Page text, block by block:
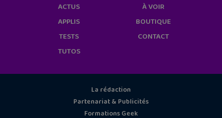
ACTUS
APPLIS
TESTS
TUTOS
À VOIR
BOUTIQUE
CONTACT
La rédaction
Partenariat & Publicités
Formations Geek